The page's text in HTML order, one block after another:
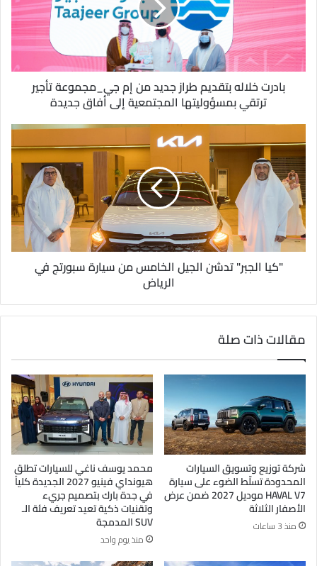
إ
ل
ك
ت
ر
بادرت خلاله بتقديم طراز جديد من إم جي_مجموعة تأجير
ترتقي بمسؤوليتها المجتمعية إلى أفاق جديدة
"كيا الجبر" تدشن الجيل الخامس من سيارة سبورتج في
الرياض
مقالات ذات صلة
شركة توزيع وتسويق السيارات
المحدودة تسلّط الضوء على سيارة
HAVAL V7 موديل 2027 ضمن عرض
الأصفار الثلاثة
منذ 3 ساعات
محمد يوسف ناغي للسيارات تطلق
هيونداي فينيو 2027 الجديدة كلياً
في جدة بارك بتصميم جريء
وتقنيات ذكية تعيد تعريف فئة الـ
SUV المدمجة
منذ يوم واحد